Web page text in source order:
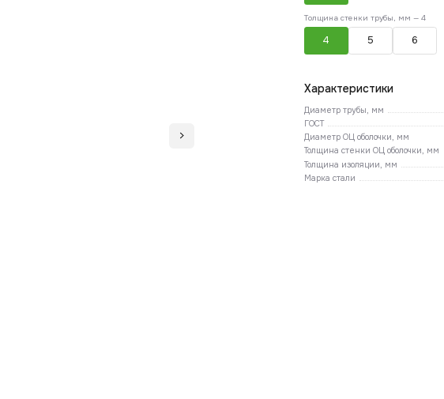
Толщина стенки трубы, мм — 4
4 5 6
Характеристики
Диаметр трубы, мм
ГОСТ
Диаметр ОЦ оболочки, мм
Толщина стенки ОЦ оболочки, мм
Толщина изоляции, мм
Марка стали